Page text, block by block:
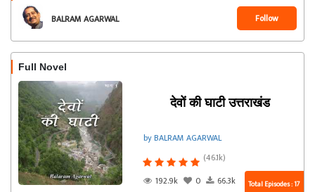
BALRAM AGARWAL Follow
Full Novel
देवों की घाटी उत्तराखंड
by BALRAM AGARWAL
(46.1k)
192.9k
0 66.3k Total Episodes : 17